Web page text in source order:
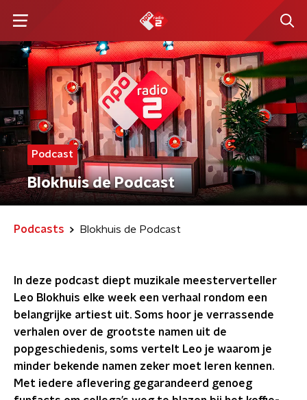
Podcast
Blokhuis de Podcast
Podcasts Blokhuis de Podcast
In deze podcast diept muzikale meesterverteller
Leo Blokhuis elke week een verhaal rondom een
belangrijke artiest uit. Soms hoor je verrassende
verhalen over de grootste namen uit de
popgeschiedenis, soms vertelt Leo je waarom je
minder bekende namen zeker moet leren kennen.
Met iedere aflevering gegarandeerd genoeg